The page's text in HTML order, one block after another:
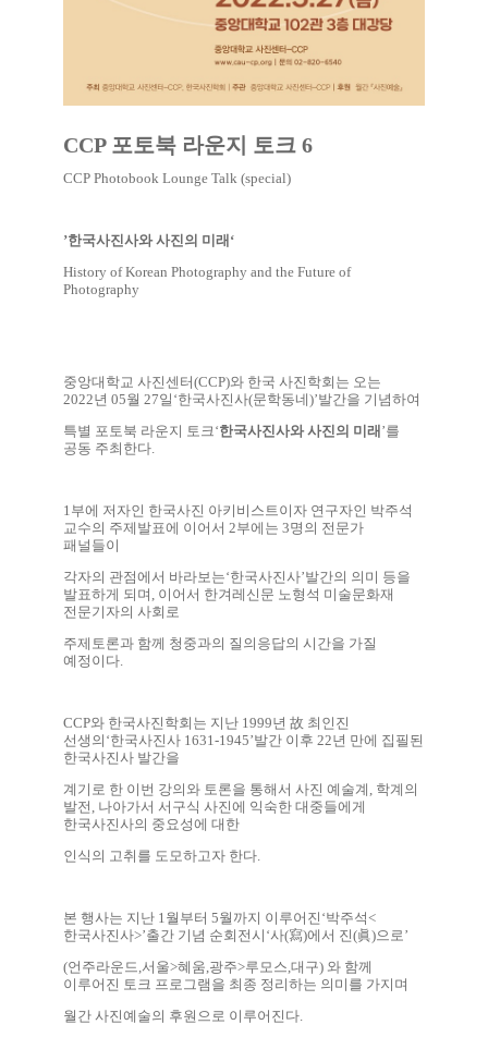
CCP 포토북 라운지 토크 6
CCP Photobook Lounge Talk (special)
’한국사진사와 사진의 미래‘
History of Korean Photography and the Future of
Photography
중앙대학교 사진센터(CCP)와 한국 사진학회는 오는
2022년 05월 27일 ‘한국사진사(문학동네)’발간을 기념하여
특별 포토북 라운지 토크 ‘한국사진사와 사진의 미래’를
공동 주최한다.
1 부에 저자인 한국사진 아키비스트이자 연구자인 박주석
교수의 주제발표에 이어서 2부에는 3명의 전문가
패널들이
각자의 관점에서 바라보는‘한국사진사’발간의 의미 등을
발표하게 되며 이어서 한겨레신문 노형석 미술문화재
전문기자의 사회로
주제토론과 함께 청중과의 질의응답의 시간을 가질
예정이다.
CCP와 한국사진학회는 지난 1999년 故 최인진
선생의 ‘한국사진사 1631-1945’발간 이후 22년 만에 집필된
한국사진사 발간을
계기로 한 이번 강의와 토론을 통해서 사진 예술계 학계의
발전 나아가서 서구식 사진에 익숙한 대중들에게
한국사진사의 중요성에 대한
인식의 고취를 도모하고자 한다.
본 행사는 지난 1 월부터 5월까지 이루어진 ‘박주석<
한국사진사>’출간 기념 순회전시 ‘사(寫)에서 진(眞)으로 ’
(언주라운드 서울>혜움 광주>루모스 대구) 와 함께
이루어진 토크 프로그램을 최종 정리하는 의미를 가지며
월간 사진예술의 후원으로 이루어진다.